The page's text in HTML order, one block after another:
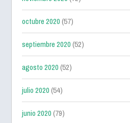
octubre 2020(57)
septiembre 2020(52)
agosto 2020(52)
julio 2020(54)
junio 2020(79)